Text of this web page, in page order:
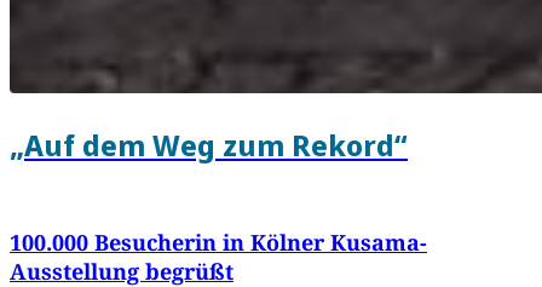
„Auf dem Weg zum Rekord“
100.000 Besucherin in Kölner Kusama-
Ausstellung begrüßt